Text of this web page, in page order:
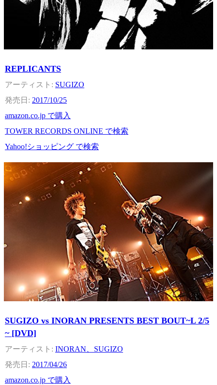
REPLICANTS
SUGIZO
2017/10/25
amazon.co.jp で購入
TOWER RECORDS ONLINE で検索
Yahoo!ショッピング で検索
SUGIZO vs INORAN PRESENTS BEST BOUT~L 2/5
~ [DVD]
INORAN、SUGIZO
2017/04/26
amazon.co.jp で購入